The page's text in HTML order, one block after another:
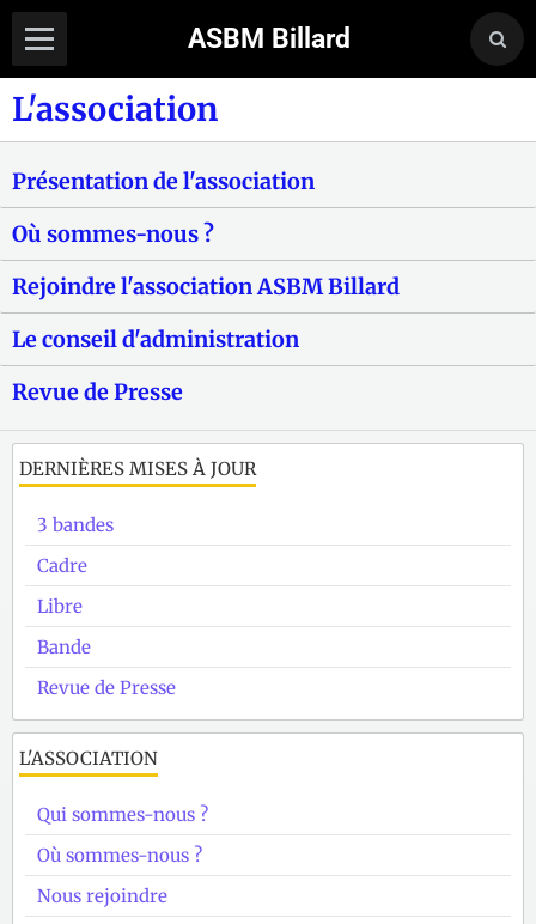
ASBM Billard
L'association
Présentation de l'association
Où sommes-nous ?
Rejoindre l'association ASBM Billard
Le conseil d'administration
Revue de Presse
DERNIÈRES MISES À JOUR
3 bandes
Cadre
Libre
Bande
Revue de Presse
L'ASSOCIATION
Qui sommes-nous ?
Où sommes-nous ?
Nous rejoindre